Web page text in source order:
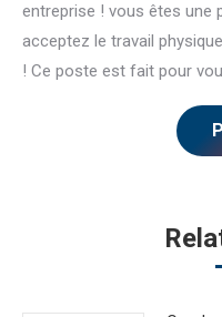
entreprise ! vous êtes une
acceptez le travail
! Ce poste est fait pour